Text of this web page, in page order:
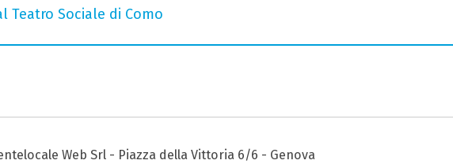
Teatro Sociale di Como
Web Srl - Piazza della Vittoria 6/6 - Genova